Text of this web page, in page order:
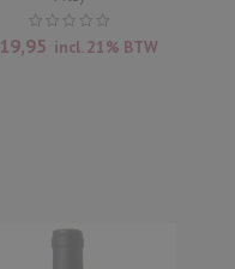
19,95 incl. 21% BTW